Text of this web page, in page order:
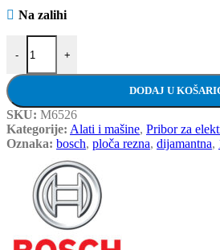
Na zalihi
-
BOSCH ploča rezna dijamantna 115 x
+
DODAJ U
SKU: M6526
Kategorije: Alati i mašine, Pribor za
Oznaka: bosch, ploča rezna, dijamantna,